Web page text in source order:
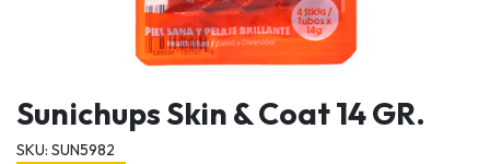
Sunichups Skin & Coat 14 GR.
SKU: SUN5982